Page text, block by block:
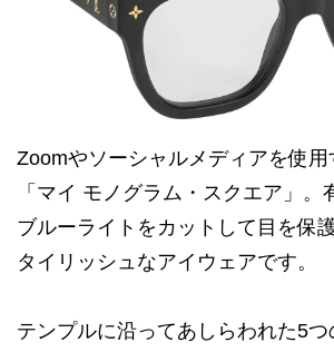
Zoomやソーシャルメディアを使用
「マイ モノグラム・スクエア」。
ブルーライトをカットして目を保
タイリッシュなアイウェアです。
テンプルに沿ってあしらわれた5つ